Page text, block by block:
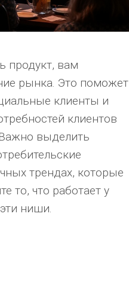
продукт, вам
рынка. Это поможет
клиенты и
клиентов
выделить
трендах, которые
то, что работает у
ниши.